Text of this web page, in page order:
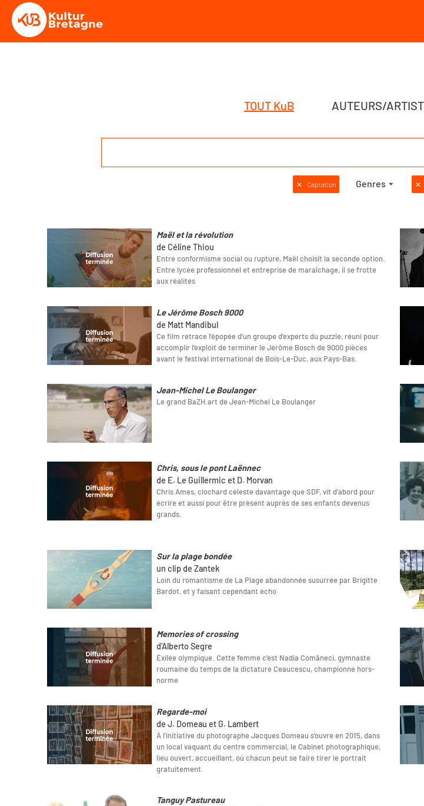
TOUT KuB AUTEURS/
✕ Captation Genres ✕
Maël et la révolution
de Céline Thiou
Entre conformisme social ou rupture, Maël choisit la seconde option.
Entre lycée professionnel et entreprise de maraîchage, il se frotte
aux réalités
Le Jérôme Bosch 9000
de Matt Mandibul
Ce film retrace l'épopée d'un groupe d'experts du puzzle, réuni pour
accomplir l'exploit de terminer le Jérôme Bosch de 9000 pièces
avant le festival international de Bois-Le-Duc, aux Pays-Bas.
Jean-Michel Le Boulanger
Le grand BaZH.art de Jean-Michel Le Boulanger
Chris, sous le pont Laënnec
de E. Le Guillermic et D. Morvan
Chris Ames, clochard céleste davantage que SDF, vit d’abord pour
écrire et aussi pour être présent auprès de ses enfants devenus
grands.
Sur la plage bondée
un clip de Zantek
Loin du romantisme de La Plage abandonnée susurrée par Brigitte
Bardot, et y faisant cependant écho
Memories of crossing
d'Alberto Segre
Éxilée olympique. Cette femme c’est Nadia Comăneci, gymnaste
roumaine du temps de la dictature Ceaucescu, championne hors-
norme
Regarde-moi
de J. Domeau et G. Lambert
À l’initiative du photographe Jacques Domeau s’ouvre en 2015, dans
un local vaquant du centre commercial, le Cabinet photographique,
lieu ouvert, accueillant, où chacun peut se faire tirer le portrait
gratuitement.
Tanguy Pastureau